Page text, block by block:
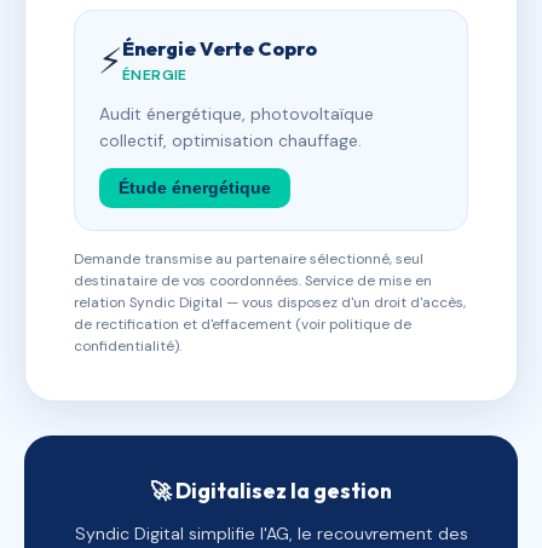
⚡Énergie Verte Copro
ÉNERGIE
Audit énergétique, photovoltaïque
collectif, optimisation chauffage.
Étude énergétique
Demande transmise au partenaire sélectionné, seul
destinataire de vos coordonnées. Service de mise en
relation Syndic Digital — vous disposez d'un droit d'accès,
de rectification et d'effacement (voir politique de
confidentialité).
🚀 Digitalisez la gestion
Syndic Digital simplifie l'AG, le recouvrement des